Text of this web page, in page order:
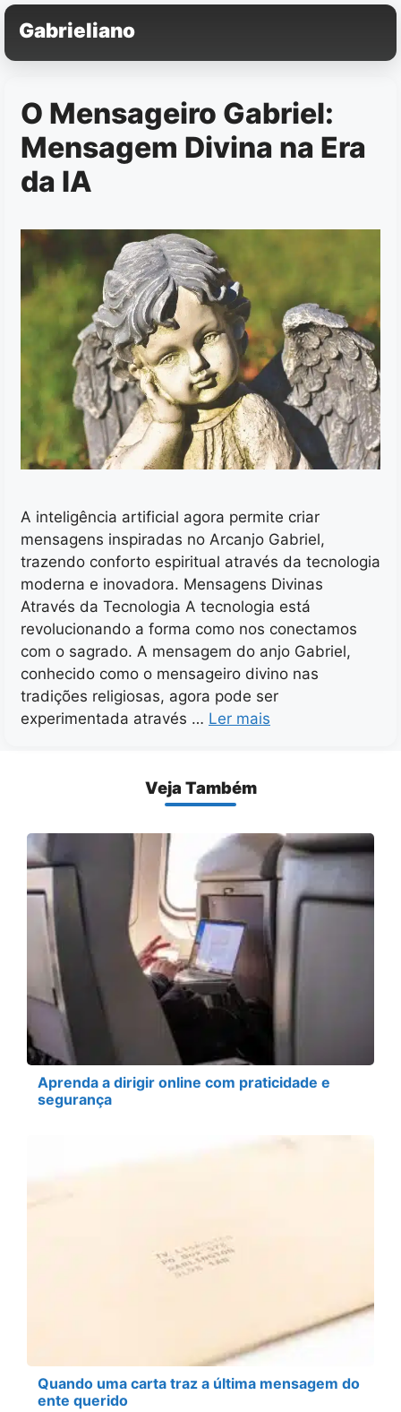
Pular
para
o
Gabrieliano
O Mensageiro Gabriel:
Mensagem Divina na Era
da IA
A inteligência artificial agora permite criar
mensagens inspiradas no Arcanjo Gabriel,
trazendo conforto espiritual através da tecnologia
moderna e inovadora. Mensagens Divinas
Através da Tecnologia A tecnologia está
revolucionando a forma como nos conectamos
com o sagrado. A mensagem do anjo Gabriel,
conhecido como o mensageiro divino nas
tradições religiosas, agora pode ser
experimentada através … Ler mais
Veja Também
Aprenda a dirigir online com praticidade e
segurança
Quando uma carta traz a última mensagem do
ente querido